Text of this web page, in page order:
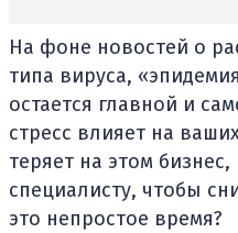
На фоне новостей о
типа вируса,
остается главной и
стресс влияет на
теряет на этом бизнес,
специалисту, чтобы
это непростое время?